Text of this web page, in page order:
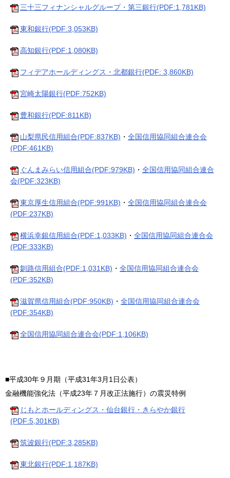
三十三フィナンシャルグループ・第三銀行(PDF:1,781KB)
東和銀行(PDF:3,053KB)
高知銀行(PDF:1,080KB)
フィデアホールディングス・北都銀行(PDF: 3,860KB)
宮崎太陽銀行(PDF:752KB)
豊和銀行(PDF:811KB)
山梨県民信用組合(PDF:837KB) ・ 全国信用協同組合連合会
(PDF:461KB)
ぐんまみらい信用組合(PDF:979KB) ・ 全国信用協同組合連合
会(PDF:323KB)
東京厚生信用組合(PDF:991KB) ・ 全国信用協同組合連合会
(PDF:237KB)
横浜幸銀信用組合(PDF:1,033KB) ・ 全国信用協同組合連合会
(PDF:333KB)
釧路信用組合(PDF:1,031KB) ・ 全国信用協同組合連合会
(PDF:352KB)
滋賀県信用組合(PDF:950KB) ・ 全国信用協同組合連合会
(PDF:354KB)
全国信用協同組合連合会(PDF:1,106KB)
■平成30年９月期（平成31年3月1日公表）
金融機能強化法（平成23年７月改正法施行）の震災特例
じもとホールディングス・仙台銀行・きらやか銀行
(PDF:5,301KB)
筑波銀行(PDF:3,285KB)
東北銀行(PDF:1,187KB)